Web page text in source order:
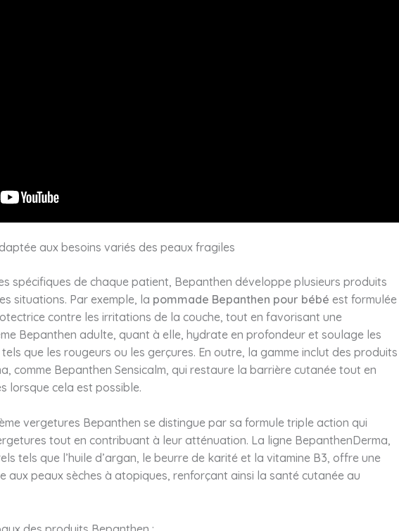
aux besoins variés des peaux fragiles
spécifiques de chaque patient, Bepanthen développe plusieurs produits
situations. Par exemple, la pommade Bepanthen pour bébé est formulée
contre les irritations de la couche, tout en favorisant une
Bepanthen adulte, quant à elle, hydrate en profondeur et soulage les
que les rougeurs ou les gerçures. En outre, la gamme inclut des produits
comme Bepanthen Sensicalm, qui restaure la barrière cutanée tout en
lorsque cela est possible.
vergetures Bepanthen se distingue par sa formule triple action qui
tout en contribuant à leur atténuation. La ligne BepanthenDerma,
tels que l’huile d’argan, le beurre de karité et la vitamine B3, offre une
aux peaux sèches à atopiques, renforçant ainsi la santé cutanée au